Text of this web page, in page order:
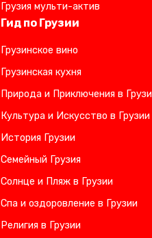
Грузия мульти-актив
Гид по Грузии
Грузинское вино
Грузинская кухня
Природа и Приключения в
Культура и Искусство в Грузии
История Грузии
Семейный Грузия
Солнце и Пляж в Грузии
Спа и оздоровление в Грузии
Религия в Грузии